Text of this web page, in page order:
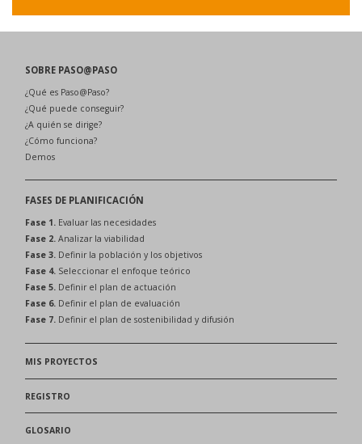
SOBRE PASO@PASO
¿Qué es Paso@Paso?
¿Qué puede conseguir?
¿A quién se dirige?
¿Cómo funciona?
Demos
FASES DE PLANIFICACIÓN
Fase 1. Evaluar las necesidades
Fase 2. Analizar la viabilidad
Fase 3. Definir la población y los objetivos
Fase 4. Seleccionar el enfoque teórico
Fase 5. Definir el plan de actuación
Fase 6. Definir el plan de evaluación
Fase 7. Definir el plan de sostenibilidad y difusión
MIS PROYECTOS
REGISTRO
GLOSARIO